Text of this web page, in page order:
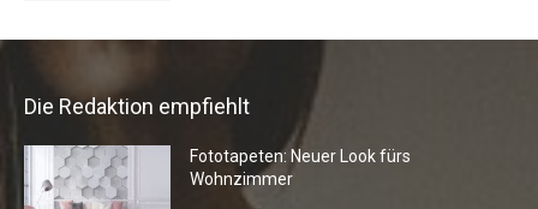
Die Redaktion empfiehlt
Fototapeten: Neuer Look fürs
Wohnzimmer